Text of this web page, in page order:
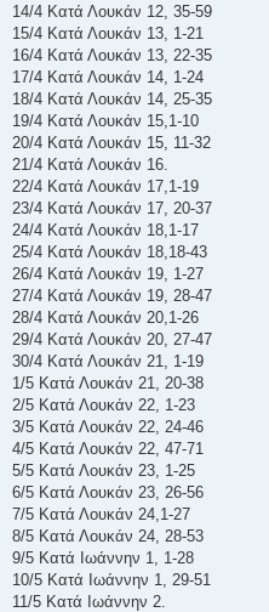
14/4 Κατά Λουκάν 12, 35-59
15/4 Κατά Λουκάν 13, 1-21
16/4 Κατά Λουκάν 13, 22-35
17/4 Κατά Λουκάν 14, 1-24
18/4 Κατά Λουκάν 14, 25-35
19/4 Κατά Λουκάν 15,1-10
20/4 Κατά Λουκάν 15, 11-32
21/4 Κατά Λουκάν 16.
22/4 Κατά Λουκάν 17,1-19
23/4 Κατά Λουκάν 17, 20-37
24/4 Κατά Λουκάν 18,1-17
25/4 Κατά Λουκάν 18,18-43
26/4 Κατά Λουκάν 19, 1-27
27/4 Κατά Λουκάν 19, 28-47
28/4 Κατά Λουκάν 20,1-26
29/4 Κατά Λουκάν 20, 27-47
30/4 Κατά Λουκάν 21, 1-19
1/5 Κατά Λουκάν 21, 20-38
2/5 Κατά Λουκάν 22, 1-23
3/5 Κατά Λουκάν 22, 24-46
4/5 Κατά Λουκάν 22, 47-71
5/5 Κατά Λουκάν 23, 1-25
6/5 Κατά Λουκάν 23, 26-56
7/5 Κατά Λουκάν 24,1-27
8/5 Κατά Λουκάν 24, 28-53
9/5 Κατά Ιωάννην 1, 1-28
10/5 Κατά Ιωάννην 1, 29-51
11/5 Κατά Ιωάννην 2.